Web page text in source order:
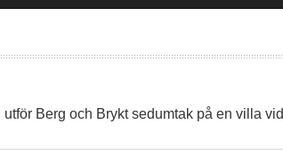
Berg och Brykt sedumtak på en villa vid